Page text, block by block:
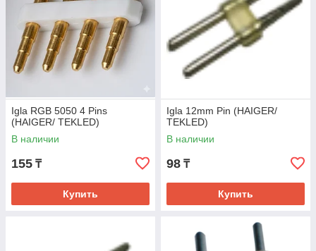
Igla RGB 5050 4 Pins
(HAIGER/ TEKLED)
В наличии
155 ₸
Купить
Igla 12mm Pin (HAIGER/
TEKLED)
В наличии
98 ₸
Купить